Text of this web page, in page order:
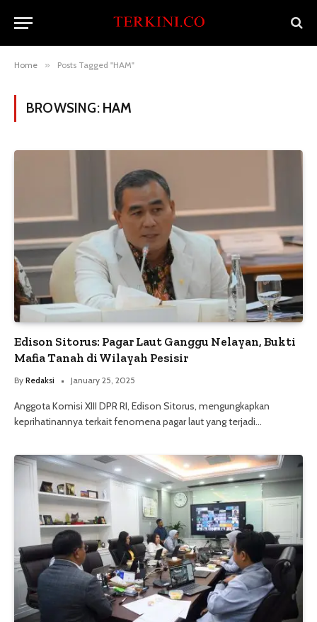
Home » Posts Tagged "HAM"
BROWSING: HAM
Edison Sitorus: Pagar Laut Ganggu Nelayan, Bukti
Mafia Tanah di Wilayah Pesisir
By Redaksi January 25, 2025
Anggota Komisi XIII DPR RI, Edison Sitorus, mengungkapkan
keprihatinannya terkait fenomena pagar laut yang terjadi…